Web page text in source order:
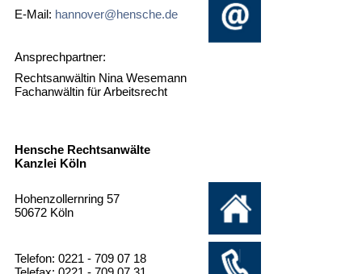
E-Mail: hannover@hensche.de
Ansprechpartner:
Rechtsanwältin Nina Wesemann
Fachanwältin für Arbeitsrecht
Hensche Rechtsanwälte
Kanzlei Köln
Hohenzollernring 57
50672 Köln
Telefon: 0221 - 709 07 18